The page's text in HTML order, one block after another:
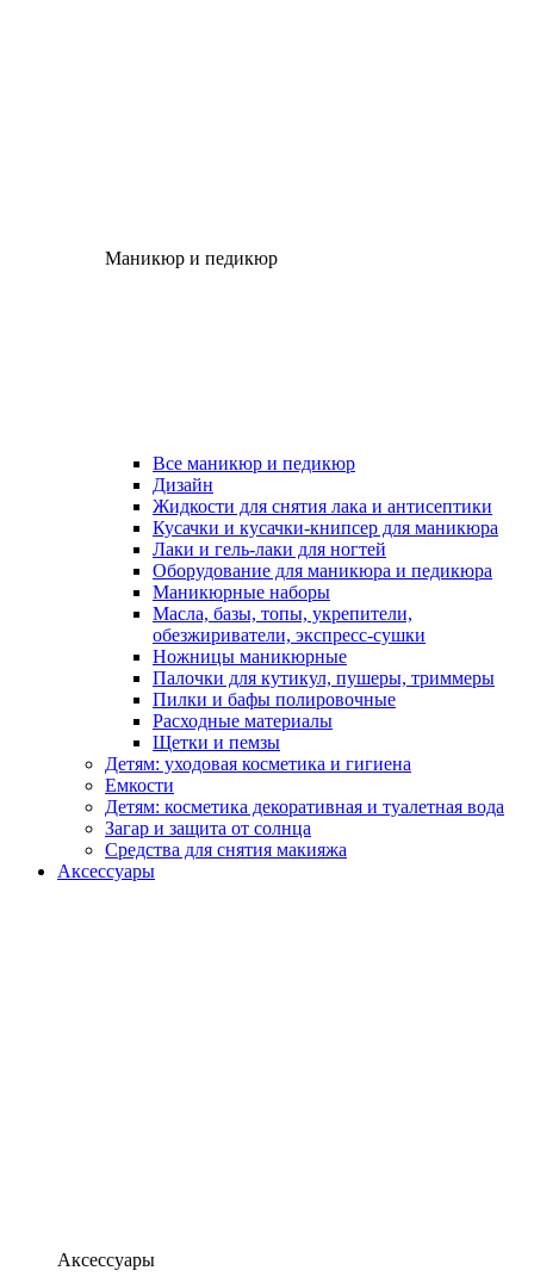
Маникюр и педикюр
Все маникюр и педикюр
Дизайн
Жидкости для снятия лака и антисептики
Кусачки и кусачки-книпсер для маникюра
Лаки и гель-лаки для ногтей
Оборудование для маникюра и педикюра
Маникюрные наборы
Масла, базы, топы, укрепители,
обезжириватели, экспресс-сушки
Ножницы маникюрные
Палочки для кутикул, пушеры, триммеры
Пилки и бафы полировочные
Расходные материалы
Щетки и пемзы
Детям: уходовая косметика и гигиена
Емкости
Детям: косметика декоративная и туалетная вода
Загар и защита от солнца
Средства для снятия макияжа
Аксессуары
Аксессуары